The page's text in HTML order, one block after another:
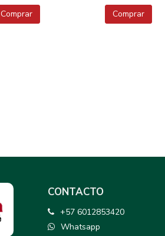
Comprar Comprar
CONTACTO
+57 6012853420
Whatsapp